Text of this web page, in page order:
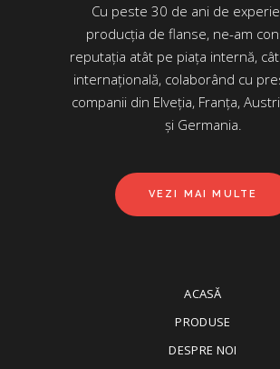
Cu peste 30 de ani de
producția de flanse, ne-am
reputația atât pe piața internă,
internațională, colaborând cu
companii din Elveția, Franța,
și Germania.
VEZI MAI MULTE
ACASĂ
PRODUSE
DESPRE NOI